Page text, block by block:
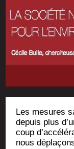
Les mesures
depuis plus
coup
nous